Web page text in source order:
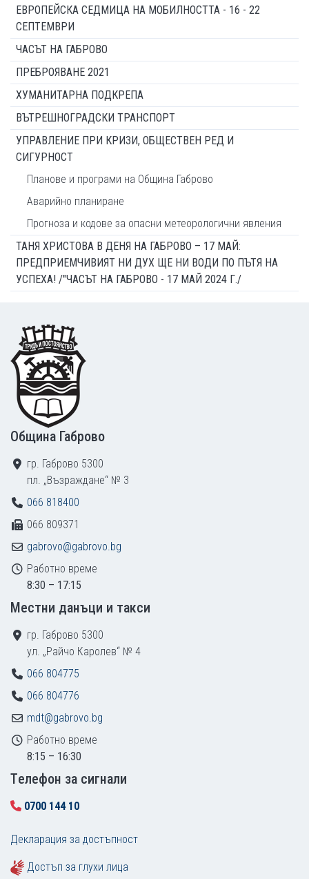
ЕВРОПЕЙСКА СЕДМИЦА НА МОБИЛНОСТТА - 16 - 22
СЕПТЕМВРИ
ЧАСЪТ НА ГАБРОВО
ПРЕБРОЯВАНЕ 2021
ХУМАНИТАРНА ПОДКРЕПА
ВЪТРЕШНОГРАДСКИ ТРАНСПОРТ
УПРАВЛЕНИЕ ПРИ КРИЗИ, ОБЩЕСТВЕН РЕД И
СИГУРНОСТ
Планове и програми на Община Габрово
Аварийно планиране
Прогноза и кодове за опасни метеорологични явления
ТАНЯ ХРИСТОВА В ДЕНЯ НА ГАБРОВО – 17 МАЙ:
ПРЕДПРИЕМЧИВИЯТ НИ ДУХ ЩЕ НИ ВОДИ ПО ПЪТЯ НА
УСПЕХА! /"ЧАСЪТ НА ГАБРОВО - 17 МАЙ 2024 Г./
Footer
Община Габрово
гр. Габрово 5300
пл. „Възраждане“ № 3
066 818400
066 809371
gabrovo@gabrovo.bg
Работно време
8:30 – 17:15
Местни данъци и такси
гр. Габрово 5300
ул. „Райчо Каролев“ № 4
066 804775
066 804776
mdt@gabrovo.bg
Работно време
8:15 – 16:30
Tелефон за сигнали
0700 144 10
Декларация за достъпност
Достъп за глухи лица